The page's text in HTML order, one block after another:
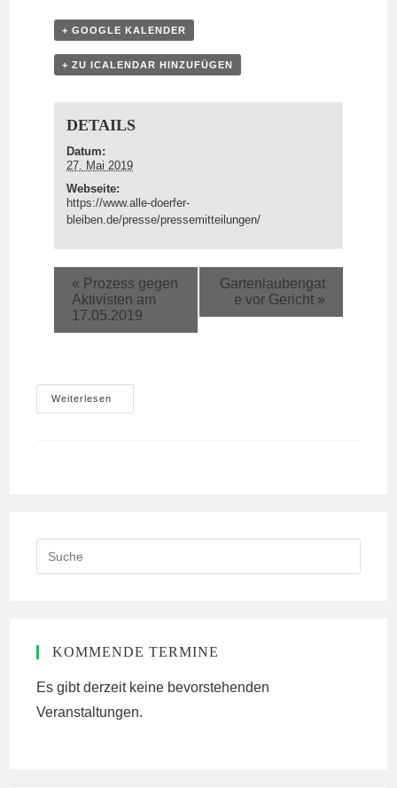
+ GOOGLE KALENDER
+ ZU ICALENDAR HINZUFÜGEN
DETAILS
Datum:
27. Mai 2019
Webseite:
https://www.alle-doerfer-
bleiben.de/presse/pressemitteilungen/
« Prozess gegen
Aktivisten am
17.05.2019
Gartenlaubengat
e vor Gericht »
Weiterlesen
Gegen
this
KOMMENDE TERMINE
Es gibt derzeit keine bevorstehenden
Veranstaltungen.